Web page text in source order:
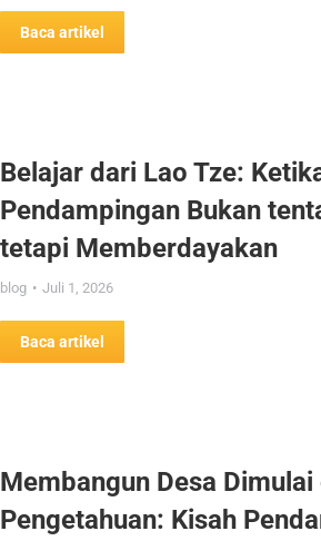
Baca artikel
Belajar dari Lao Tze:
Pendampingan Bukan
tetapi Memberdayakan
blog Juli 1, 2026
Baca artikel
Membangun Desa Dimulai
Pengetahuan: Kisah